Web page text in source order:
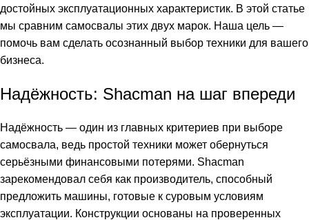
достойных эксплуатационных характеристик. В этой статье
мы сравним самосвалы этих двух марок. Наша цель —
помочь вам сделать осознанный выбор техники для вашего
бизнеса.
Надёжность: Shacman на шаг впереди
Надёжность — один из главных критериев при выборе
самосвала, ведь простой техники может обернуться
серьёзными финансовыми потерями. Shacman
зарекомендовал себя как производитель, способный
предложить машины, готовые к суровым условиям
эксплуатации. Конструкции основаны на проверенных